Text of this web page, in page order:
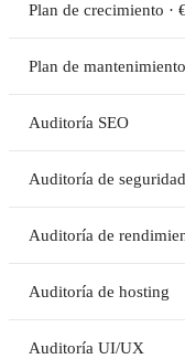
Plan de crecimiento ·
Plan de
Auditoría SEO
Auditoría de seguridad
Auditoría de
Auditoría de hosting
Auditoría UI/UX